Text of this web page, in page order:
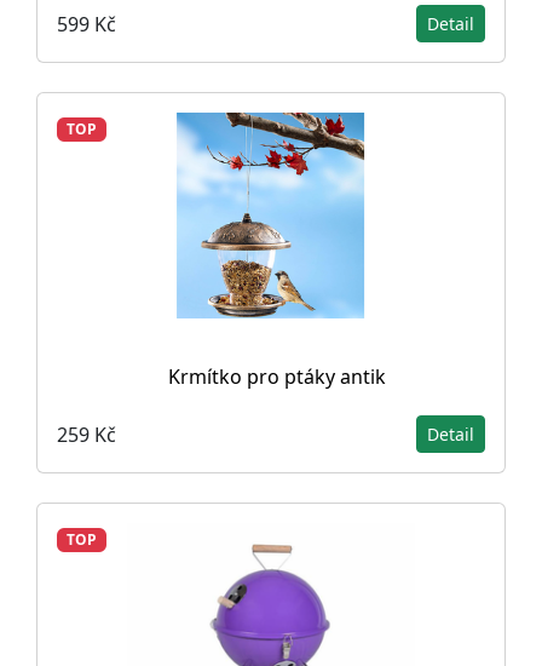
599 Kč Detail
TOP
Krmítko pro ptáky antik
259 Kč Detail
TOP